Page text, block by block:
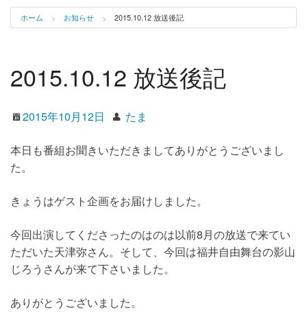
ホーム お知らせ 2015.10.12 放送後記
2015.10.12 放送後記
2015年10月12日 たま
本日も番組お聞きいただきましてありがとうございまし
た。
きょうはゲスト企画をお届けしました。
今回出演してくださったのはのは以前8月の放送で来てい
ただいた天津弥さん。そして、今回は福井自由舞台の影山
じろうさんが来て下さいました。
ありがとうございました。